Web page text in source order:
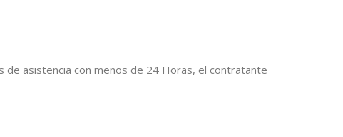
de asistencia con menos de 24 Horas, el contratante